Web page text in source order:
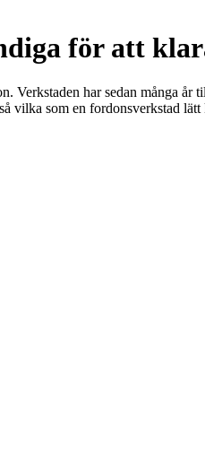
för att
Verkstaden har sedan många
vilka som en fordonsverkstad lätt